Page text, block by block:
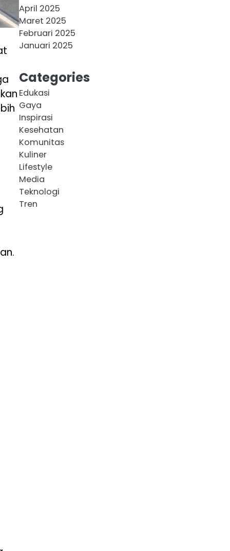
April 2025
Maret 2025
Februari 2025
Januari 2025
Categories
Edukasi
Gaya
Inspirasi
Kesehatan
Komunitas
Kuliner
Lifestyle
Media
Teknologi
Tren